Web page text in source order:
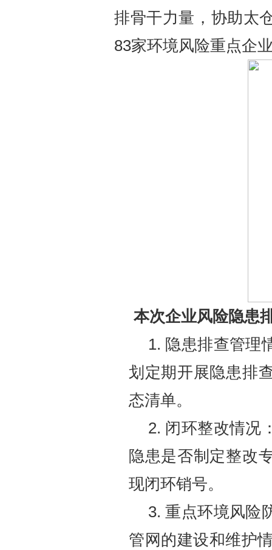
排骨干力量，协助太
83家环境风险重点企
本次企业风险隐患
1. 隐患排查管理
划定期开展隐患排
态清单。
2. 闭环整改情况
隐患是否制定整改
现闭环销号。
3. 重点环境风险
管网的建设和维护